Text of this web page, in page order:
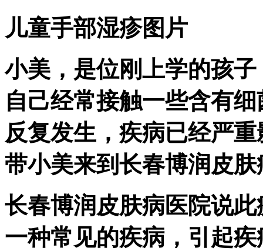
儿童手部湿疹图片
小美，是位刚上学的孩
自己经常接触一些含有
反复发生，疾病已经严
带小美来到长春博润皮
长春博润皮肤病医院说
一种常见的疾病，引起